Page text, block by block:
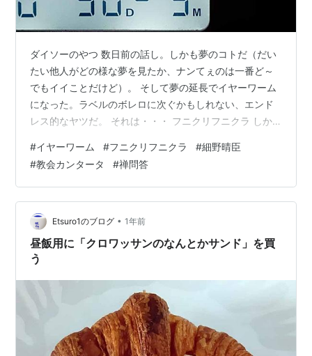
ダイソーのやつ 数日前の話し。しかも夢のコトだ（だい
たい他人がどの様な夢を見たか、ナンてぇのは一番ど～
でもイイことだけど）。 そして夢の延長でイヤーワーム
になった。ラベルのボレロに次ぐかもしれない、エンド
レス的なヤツだ。 それは・・・ フニクリフニクラ しか
チト調べると、1982年のフィルハーモニーというアルバ
ムに入っていたという。ワガハイは知人から借りたLPで
聴いた。 「悦朗！コレ、面白いから聴いてみな。」 貸し
てくれたのは高校で卓球部だったヤツだ。 10代後半から
は、アホみたいにベートーヴェンばかり聴いていたから
なぁ。たまには違う音楽も聴…
#イヤーワーム #フニクリフニクラ #細野晴臣
#教会カンタータ #禅問答
Etsuro1のブログ • 1年前
昼飯用に「クロワッサンのなんとかサンド」を買
う